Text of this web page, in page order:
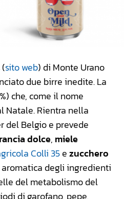
(sito web) di Monte Urano
due birre inedite. La
che, come il nome
Natale. Rientra nella
del Belgio e prevede
dolce, miele
Colli 35ezucchero
aromatica degli ingredienti
del metabolismo del
di garofano, pepe,